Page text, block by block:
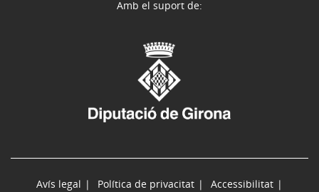
Avís legal Política de privacitat
Accessibilitat
Amb el suport de: